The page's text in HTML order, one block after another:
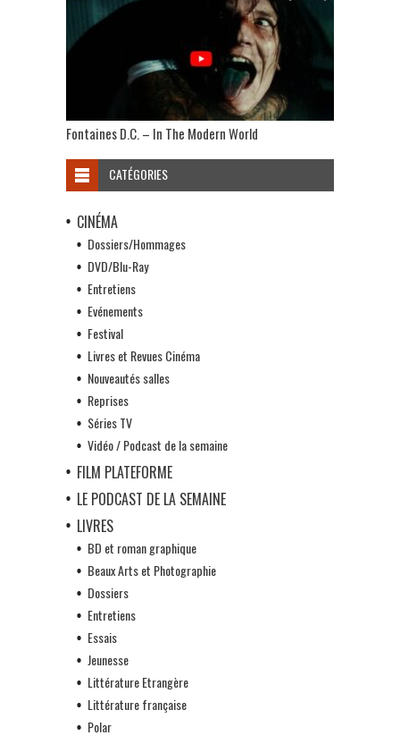
Fontaines D.C. – In The Modern World
CATÉGORIES
CINÉMA
Dossiers/Hommages
DVD/Blu-Ray
Entretiens
Evénements
Festival
Livres et Revues Cinéma
Nouveautés salles
Reprises
Séries TV
Vidéo / Podcast de la semaine
FILM PLATEFORME
LE PODCAST DE LA SEMAINE
LIVRES
BD et roman graphique
Beaux Arts et Photographie
Dossiers
Entretiens
Essais
Jeunesse
Littérature Etrangère
Littérature française
Polar